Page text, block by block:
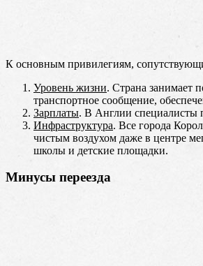
К основным привилегиям,
Уровень жизни. Страна занимает
транспортное сообщение,
Зарплаты. В Англии специалисты
Инфраструктура. Все города
чистым воздухом даже в центре
школы и детские площадки.
Минусы переезда